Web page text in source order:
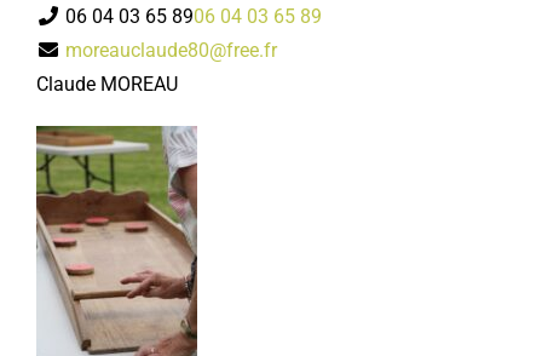
06 04 03 65 8906 04 03 65 89
moreauclaude80@free.fr
Claude MOREAU